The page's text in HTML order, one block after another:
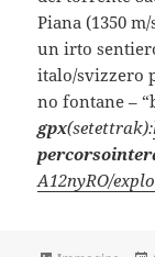
Piana (1350
un irto
italo/svizzero
no fontane –
gpx(setettrak):
A12nyRO/